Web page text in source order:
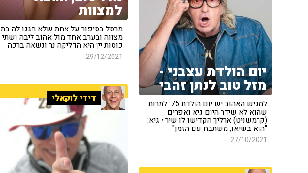
למצוות
מרסל בסיפור על אחת שלא חגגו לה בת
מצווה ובערב אחד מול אהוב ליבה ושתי
כוסות יין היא הדליקה נר ונשאה ברכה
29/12/2021
יום הולדת עצבני -
מזל טוב לנתן זהבי
למגיש האהוב יש יום הולדת 75. למרות
שהוא לא שידר היום גיא ואפרים
(קרמשניט) ארליך הקדישו לו שיר • גיא:
"הוא בשיאו, משתבח עם הזמן"
27/10/2021
דידי לוקאלי